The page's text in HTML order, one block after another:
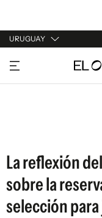
URUGUAY
URUGUAY
ARGENTINA
La reflexión
sobre la
selección